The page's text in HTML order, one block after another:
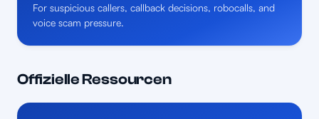
For suspicious callers, callback decisions, robocalls, and
voice scam pressure.
Offizielle Ressourcen